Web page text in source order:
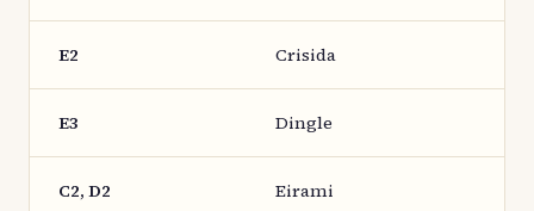
E2 Crisida
E3 Dingle
C2, D2 Eirami